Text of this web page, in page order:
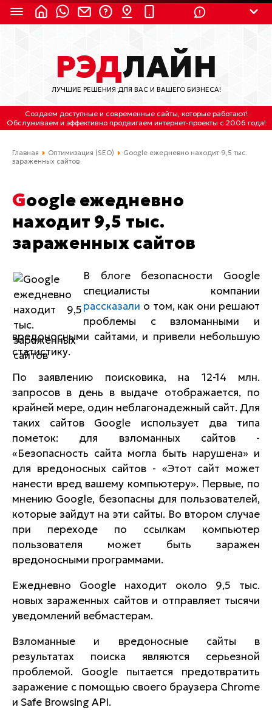
8 (800) 550-9899 (с 2:30 до 11:30 по
Мск)
Бесплатно по России
(4212) 658-653
(4212) 637-673
Отдельный вход \ Левый торец здания
Пн-пт. с 9:30 до 18:30 (по Хбк)
info@lred.ru
Все контакты
РЭДЛАЙН
ЛУЧШИЕ РЕШЕНИЯ ДЛЯ ВАС И ВАШЕГО БИЗНЕСА!
Создаем доступные и современные сайты, которые работают!
Обслуживаем и эффективно продвигаем интернет-проекты с 2006 года!
Главная Оптимизация (SEO)
Google ежедневно находит 9,5 тыс.
зараженных сайтов
Google ежедневно
находит 9,5 тыс.
зараженных сайтов
В блоге безопасности Google
специалисты компании
рассказали о том, как они решают
проблемы с взломанными и
вредоносными сайтами, и привели небольшую
статистику.
По заявлению поисковика, на 12-14 млн.
запросов в день в выдаче отображается, по
крайней мере, один неблагонадежный сайт. Для
таких сайтов Google использует два типа
пометок: для взломанных сайтов -
«Безопасность сайта могла быть нарушена» и
для вредоносных сайтов - «Этот сайт может
нанести вред вашему компьютеру». Первые, по
мнению Google, безопасны для пользователей,
которые зайдут на эти сайты. Во втором случае
при переходе по ссылкам компьютер
пользователя может быть заражен
вредоносными программами.
Ежедневно Google находит около 9,5 тыс.
новых зараженных сайтов и отправляет тысячи
уведомлений вебмастерам.
Взломанные и вредоносные сайты в
результатах поиска являются серьезной
проблемой. Google пытается предотвратить
заражение с помощью своего браузера Chrome
и Safe Browsing API.